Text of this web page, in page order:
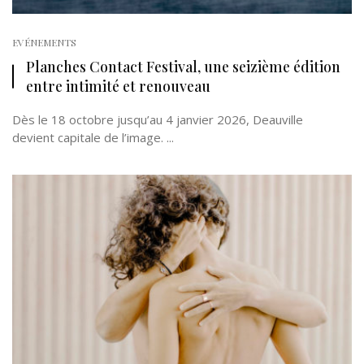
EVÉNEMENTS
Planches Contact Festival, une seizième édition
entre intimité et renouveau
Dès le 18 octobre jusqu’au 4 janvier 2026, Deauville
devient capitale de l’image. ...